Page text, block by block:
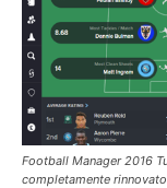
Football Manager 2016
completamente rinnovato